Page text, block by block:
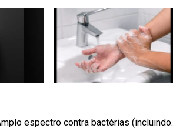
espectro contra bactérias (incluindo.